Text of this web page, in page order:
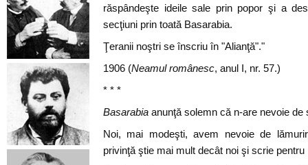
răspândeşte ideile sale prin popor şi a
secţiuni prin toată Basarabia.
Ţeranii noştri se înscriu în "Alianţă"."
1906 (Neamul românesc, anul I, nr. 57.)
* * *
Basarabia anunţă solemn că n-are nevoie de
Noi, mai modeşti, avem nevoie de
privinţă ştie mai mult decât noi şi scrie pentru